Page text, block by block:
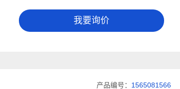
我要询价
产品编号： 1565081566